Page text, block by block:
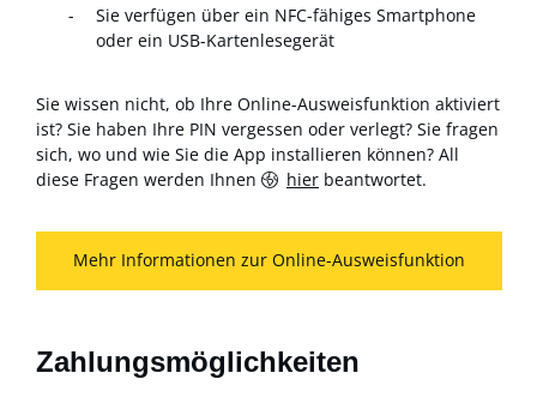
Sie verfügen über ein NFC-fähiges Smartphone
oder ein USB-Kartenlesegerät
Sie wissen nicht, ob Ihre Online-Ausweisfunktion aktiviert
ist? Sie haben Ihre PIN vergessen oder verlegt? Sie fragen
sich, wo und wie Sie die App installieren können? All
diese Fragen werden Ihnen
hier beantwortet.
Mehr Informationen zur Online-Ausweisfunktion
Zahlungsmöglichkeiten